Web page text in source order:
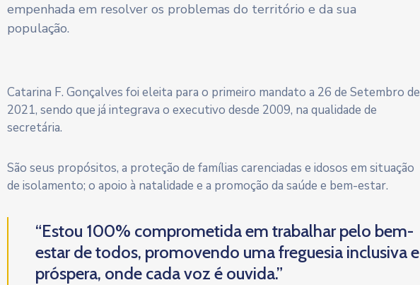
empenhada em resolver os problemas do território e da sua
população.
Catarina F. Gonçalves foi eleita para o primeiro mandato a 26 de Setembro de
2021, sendo que já integrava o executivo desde 2009, na qualidade de
secretária.
São seus propósitos, a proteção de famílias carenciadas e idosos em situação
de isolamento; o apoio à natalidade e a promoção da saúde e bem-estar.
“Estou 100% comprometida em trabalhar pelo bem-
estar de todos, promovendo uma freguesia inclusiva e
próspera, onde cada voz é ouvida.”